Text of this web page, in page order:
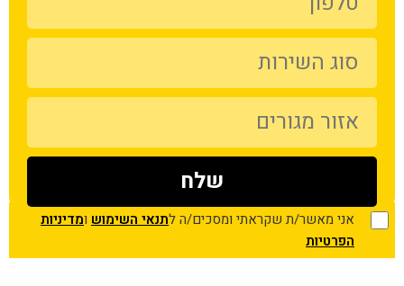
אני מאשר/ת שקראתי ומסכים/ה לתנאי השימוש ומדיניות
הפרטיות